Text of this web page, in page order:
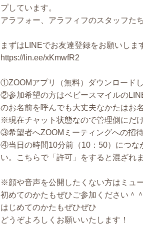
プしています。
アラフォー、アラフィフのスタッフた
まずはLINEでお友達登録をお願いしま
https://lin.ee/xKmwfR2
①ZOOMアプリ（無料）ダウンロード
②参加希望の方はベビースマイルの
のお名前を呼んでも大丈夫なかたはお
※現在チャット状態なので管理側にだ
③希望者へZOOMミーティングへの招
④当日の時間10分前（10：50）につな
い。こちらで「許可」をすると混ざれ
※顔や音声を公開したくない方はミュ
初めてのかたもぜひご参加ください＾＾
はじめてのかたもぜひぜひ
どうぞよろしくお願いいたします！